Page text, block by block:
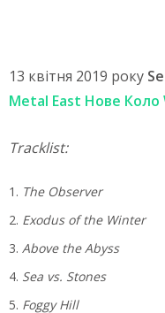
13 квітня 2019 року
Metal East Нове Коло
Tracklist:
The Observer
Exodus of the Winter
Above the Abyss
Sea vs. Stones
Foggy Hill